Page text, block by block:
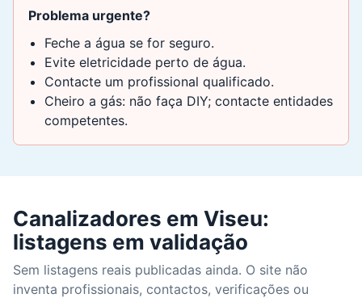
Problema urgente?
Feche a água se for seguro.
Evite eletricidade perto de água.
Contacte um profissional qualificado.
Cheiro a gás: não faça DIY; contacte entidades
competentes.
Canalizadores em Viseu:
listagens em validação
Sem listagens reais publicadas ainda. O site não
inventa profissionais, contactos, verificações ou